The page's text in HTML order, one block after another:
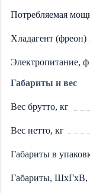
Потребляемая
Хладагент (фреон)
Электропитание,
Габариты и вес
Вес брутто, кг
Вес нетто, кг
Габариты в
Габариты,